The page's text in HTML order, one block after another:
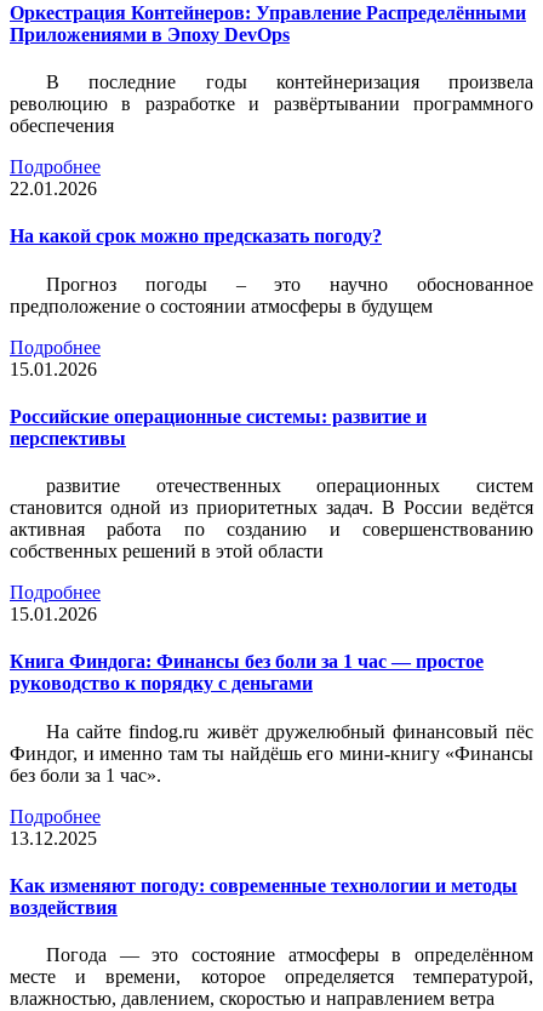
Оркестрация Контейнеров: Управление Распределёнными
Приложениями в Эпоху DevOps
В последние годы контейнеризация произвела
революцию в разработке и развёртывании программного
обеспечения
Подробнее
22.01.2026
На какой срок можно предсказать погоду?
Прогноз погоды – это научно обоснованное
предположение о состоянии атмосферы в будущем
Подробнее
15.01.2026
Российские операционные системы: развитие и
перспективы
развитие отечественных операционных систем
становится одной из приоритетных задач. В России ведётся
активная работа по созданию и совершенствованию
собственных решений в этой области
Подробнее
15.01.2026
Книга Финдога: Финансы без боли за 1 час — простое
руководство к порядку с деньгами
На сайте findog.ru живёт дружелюбный финансовый пёс
Финдог, и именно там ты найдёшь его мини‑книгу «Финансы
без боли за 1 час».
Подробнее
13.12.2025
Как изменяют погоду: современные технологии и методы
воздействия
Погода — это состояние атмосферы в определённом
месте и времени, которое определяется температурой,
влажностью, давлением, скоростью и направлением ветра